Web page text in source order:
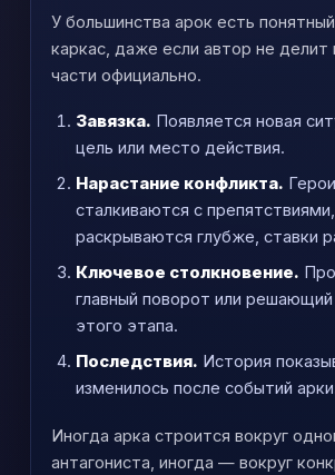
У большинства арок есть
каркас, даже если автор не делит
части официально.
Завязка. Появляется новая
цель или место действия.
Нарастание конфликта. Герои
сталкиваются с
раскрываются глубже, ставки
Ключевое столкновение.
главный поворот или
этого этапа.
Последствия. История
изменилось после событий
Иногда арка строится вокруг
антагониста, иногда — вокруг